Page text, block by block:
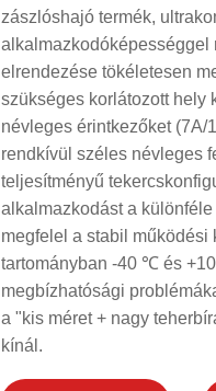
zászlóshajó termék,
alkalmazkodóképességgel
elrendezése tökéletesen
szükséges korlátozott hely
névleges érintkezőket (7A/
rendkívül széles névleges
teljesítményű
alkalmazkodást a
megfelel a stabil
tartományban -40 ℃ és
megbízhatósági
a "kis méret + nagy
kínál.